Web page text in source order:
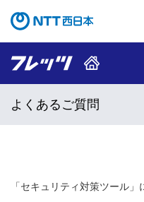
コンテンツのリン
よくあるご質問
「セキュリティ対策ツール 」